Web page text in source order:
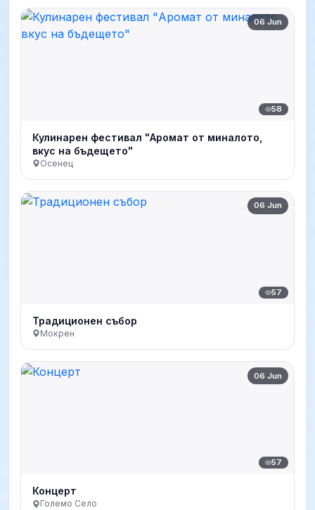
06 Jun
58
Кулинарен фестивал "Аромат от миналото,
вкус на бъдещето"
Осенец
06 Jun
57
Традиционен събор
Мокрен
06 Jun
57
Концерт
Големо Село